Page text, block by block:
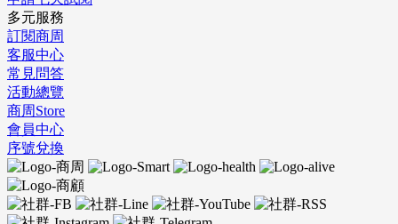
多元服務
訂閱商周
客服中心
常見問答
活動總覽
商周Store
會員中心
序號兌換